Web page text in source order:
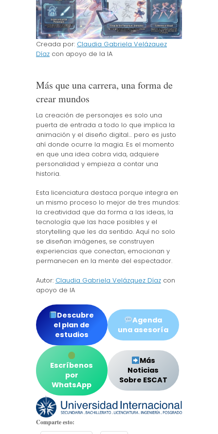
Creada por: Claudia Gabriela Velázquez
Díazcon apoyo de la IA
Más que una carrera, una forma de
crear mundos
La creación de personajes es solo una
puerta de entrada a todo lo que implica la
animación y el diseño digital… pero es justo
ahí donde ocurre la magia. Es el momento
en que una idea cobra vida, adquiere
personalidad y empieza a contar una
historia.
Esta licenciatura destaca porque integra en
un mismo proceso lo mejor de tres mundos:
la creatividad que da forma a las ideas, la
tecnología que las hace posibles y el
storytelling que les da sentido. Aquí no solo
se diseñan imágenes, se construyen
experiencias que conectan, emocionan y
permanecen en la mente del espectador.
Autor: Claudia Gabriela Velázquez Díazcon
apoyo de IA
Descubre
el plan de
estudios
Agenda
una asesoría
Escríbenos
por
WhatsApp
Más
Noticias
Sobre ESCAT
Comparte esto: